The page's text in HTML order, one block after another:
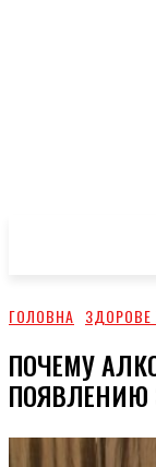
ГОЛОВНА
ПОЧЕМУ